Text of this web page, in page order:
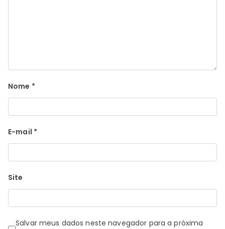
Nome *
E-mail *
Site
Salvar meus dados neste navegador para a próxima